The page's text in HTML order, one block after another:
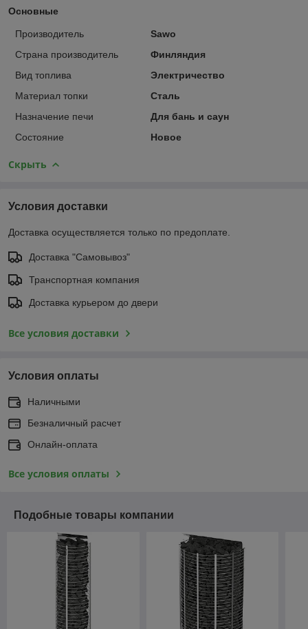
Основные
Производитель
Sawo
Страна производитель
Финляндия
Вид топлива
Электричество
Материал топки
Сталь
Назначение печи
Для бань и саун
Состояние
Новое
Скрыть
Условия доставки
Доставка осуществляется только по предоплате.
Доставка "Самовывоз"
Транспортная компания
Доставка курьером до двери
Все условия доставки
Условия оплаты
Наличными
Безналичный расчет
Онлайн-оплата
Все условия оплаты
Подобные товары компании